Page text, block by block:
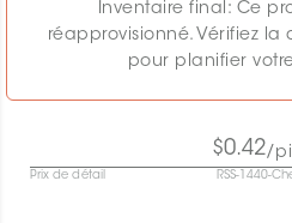
Inventaire final: Ce
réapprovisionné. Vérifiez la
pour planifier
$0.42/
Prix de détail RSS-1440-